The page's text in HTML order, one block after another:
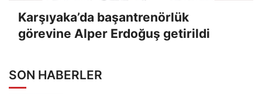
Karşıyaka’da başantrenörlük
görevine Alper Erdoğuş getirildi
SON HABERLER